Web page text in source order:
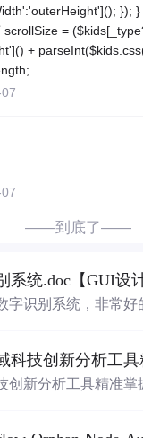
});
scrollSize =
+
——到底了——
系统.doc【GUI设
字识别系统，非常
户界面（GUI），非
入系统，它将立即给
创新分析工具精准掌